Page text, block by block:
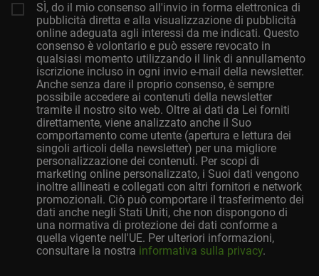
SÌ, do il mio consenso all'invio in forma elettronica di
pubblicità diretta e alla visualizzazione di pubblicità
online adeguata agli interessi da me indicati. Questo
consenso è volontario e può essere revocato in
qualsiasi momento utilizzando il link di annullamento
iscrizione incluso in ogni invio e-mail della newsletter.
Anche senza dare il proprio consenso, è sempre
possibile accedere ai contenuti della newsletter
tramite il nostro sito web. Oltre ai dati da Lei forniti
direttamente, viene analizzato anche il Suo
comportamento come utente (apertura e lettura dei
singoli articoli della newsletter) per una migliore
personalizzazione dei contenuti. Per scopi di
marketing online personalizzato, i Suoi dati vengono
inoltre allineati e collegati con altri fornitori e network
promozionali. Ciò può comportare il trasferimento dei
dati anche negli Stati Uniti, che non dispongono di
una normativa di protezione dei dati conforme a
quella vigente nell'UE. Per ulteriori informazioni,
consultare la nostra informativa sulla privacy.